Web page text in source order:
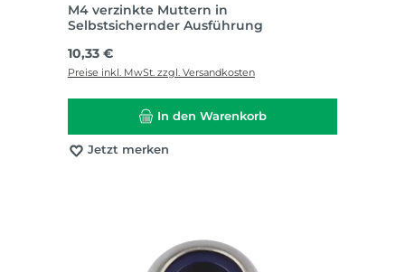
M4 verzinkte Muttern in
Selbstsichernder Ausführung
Regulärer Preis:
10,33 €
Preise inkl. MwSt. zzgl. Versandkosten
In den Warenkorb
Jetzt merken